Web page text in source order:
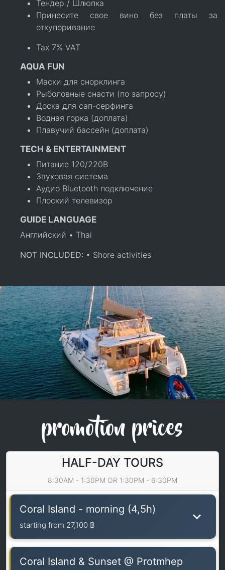
Тендер / Шлюпка
Принесите свое вино без платы за
откупоривание
Tax 7% VAT
AQUA FUN
Маски для снорклинга
Рыболовные снасти (по запросу)
Доска для сап-серфинга
Водная горка (доплата)
Плавучий бассейн (доплата)
TECH & ENTERTAINMENT
Питание 120/220В
Звуковая система
Аудио Bluetooth подключение
Плоский телевизор
GUIDE LANGUAGE
Английский • Thai
NOT INCLUDED: • Shore activities
promotion prices
HALF-DAY TOURS
8:30AM - 1:30PM OR 1:30PM - 6:30PM
Coral Island - morning (4,5h)
starting from 27,100 ฿
Coral Island & Sunset @ Protmhep